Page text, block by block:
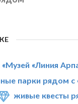
«Линия
парки рядом с
живые квесты